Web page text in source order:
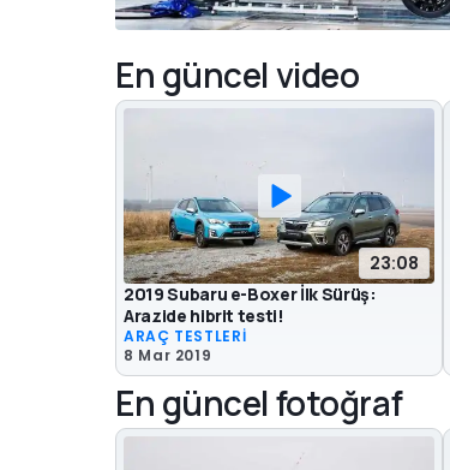
En güncel video
23:08
2019 Subaru e-Boxer İlk Sürüş:
Arazide hibrit testi!
ARAÇ TESTLERİ
8 Mar 2019
En güncel fotoğraf